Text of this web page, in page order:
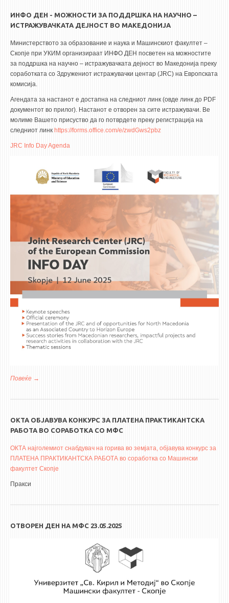
ИНФО ДЕН - МОЖНОСТИ ЗА ПОДДРШКА НА НАУЧНО –
ИСТРАЖУВАЧКАТА ДЕЈНОСТ ВО МАКЕДОНИЈА
Министерството за образование и наука и Машинскиот факултет –
Скопје при УКИМ организираат ИНФО ДЕН посветен на можностите
за поддршка на научно – истражувачката дејност во Македонија преку
соработката со Здружениот истражувачки центар (JRC) на Европската
комисија.
Агендата за настанот е достапна на следниот линк (овде линк до PDF
документот во прилог). Настанот е отворен за сите истражувачи. Ве
молиме Вашето присуство да го потврдете преку регистрација на
следниот линк https://forms.office.com/e/zwdGws2pbz
JRC Info Day Agenda
Повеќе за ИНФО ДЕН - можности за поддршка на научно –
ОКТА ОБЈАВУВА КОНКУРС ЗА ПЛАТЕНА ПРАКТИКАНТСКА
РАБОТА ВО СОРАБОТКА СО МФС
ОКТА најголемиот снабдувач на горива во земјата, објавува конкурс за
ПЛАТЕНА ПРАКТИКАНТСКА РАБОТА во соработка со Машински
факултет Скопје
Пракси
ОТВОРЕН ДЕН НА МФС 23.05.2025